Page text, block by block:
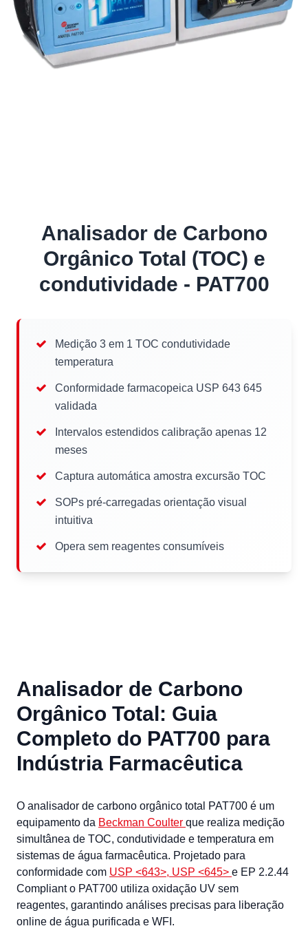
Analisador de Carbono
Orgânico Total (TOC) e
condutividade - PAT700
Medição 3 em 1 TOC condutividade
temperatura
Conformidade farmacopeica USP 643 645
validada
Intervalos estendidos calibração apenas 12
meses
Captura automática amostra excursão TOC
SOPs pré-carregadas orientação visual
intuitiva
Opera sem reagentes consumíveis
Analisador de Carbono
Orgânico Total: Guia
Completo do PAT700 para
Indústria Farmacêutica
O analisador de carbono orgânico total PAT700 é um
equipamento da Beckman Coulter que realiza medição
simultânea de TOC, condutividade e temperatura em
sistemas de água farmacêutica. Projetado para
conformidade com USP <643>, USP <645> e EP 2.2.44
Compliant o PAT700 utiliza oxidação UV sem
reagentes, garantindo análises precisas para liberação
online de água purificada e WFI.